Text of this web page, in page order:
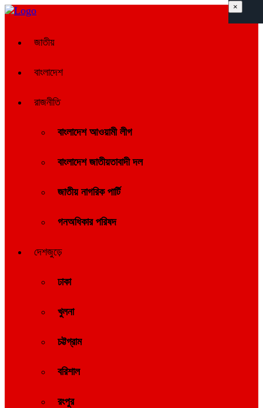
জাতীয়
বাংলাদেশ
রাজনীতি
বাংলাদেশ আওয়ামী লীগ
বাংলাদেশ জাতীয়তাবাদী দল
জাতীয় নাগরিক পার্টি
গনঅধিকার পরিষদ
দেশজুড়ে
ঢাকা
খুলনা
চট্টগ্রাম
বরিশাল
রংপুর
×